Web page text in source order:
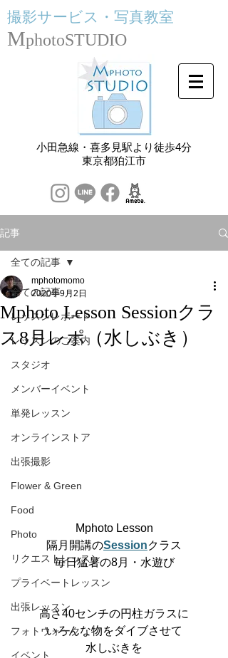
撮影サービス・ 写真教室
MphotoSTUDIO
小田急線・喜多見駅より徒歩4分
​東京都狛江市
記事
全ての記事
レッスンレポート
レッスンのご案内
スタジオ
メンバーイベント
単発レッスン
オンラインストア
出張撮影
Flower & Green
Food
Photo
リクエストレッスン
プライベートレッスン
出張レッスン
フォトウォーク
イベント
全ての記事
Mphoto Lesson Sessionクラ
ス8月レポ（水しぶき）
mphotomomo
2020年9月2日
Mphoto Lesson
隔月開講のSessionクラス
毎日猛暑の8月・水遊び
高さ40センチの円柱ガラスに
いろんな物をダイブさせて
水しぶきを